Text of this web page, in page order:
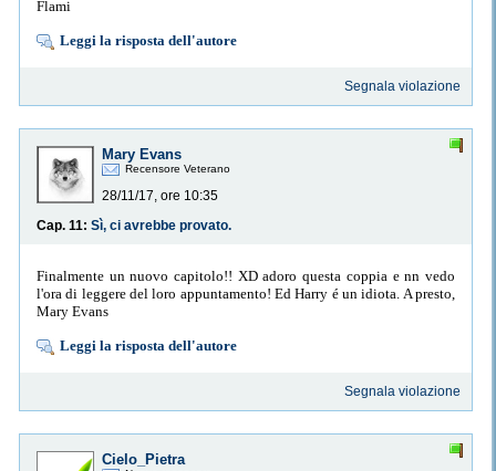
Flami
Leggi la risposta dell'autore
Segnala violazione
Mary Evans
Recensore Veterano
28/11/17, ore 10:35
Cap. 11: Sì, ci avrebbe provato.
Finalmente un nuovo capitolo!! XD adoro questa coppia e nn vedo
l'ora di leggere del loro appuntamento! Ed Harry é un idiota. A presto,
Mary Evans
Leggi la risposta dell'autore
Segnala violazione
Cielo_Pietra